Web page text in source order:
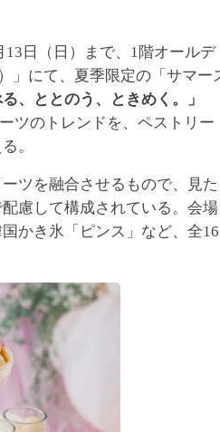
13日（日）まで、1階オールデ
」にて、夏季限定の「サマー
る、ととのう、ときめく。」
ツのトレンドを、ペストリー
。
ツを融合させるもので、見た
慮して構成されている。会場
かき氷「ピンス」など、全16